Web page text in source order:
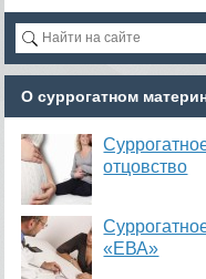
О суррогатном
отцовство
«ЕВА»